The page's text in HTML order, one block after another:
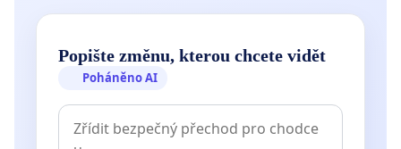
Popište změnu, kterou chcete vidět
Poháněno AI